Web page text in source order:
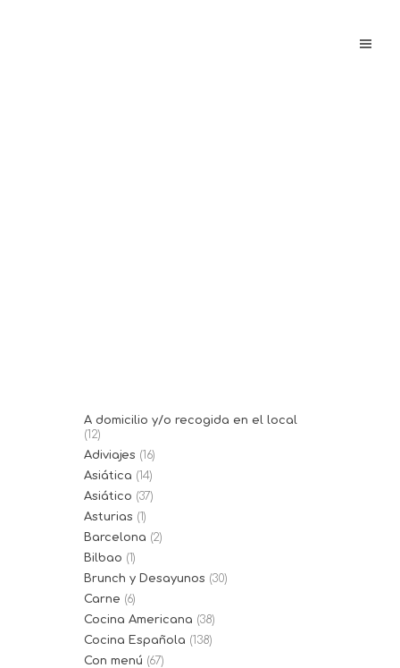
A domicilio y/o recogida en el local
(12)
Adiviajes (16)
Asiática (14)
Asiático (37)
Asturias (1)
Barcelona (2)
Bilbao (1)
Brunch y Desayunos (30)
Carne (6)
Cocina Americana (38)
Cocina Española (138)
Con menú (67)